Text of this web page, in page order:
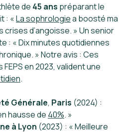
de 45 ans préparant le
: «La sophrologiea boosté ma
d’angoisse. » Un senior
: « Dix minutes quotidiennes
» Notre avis : Ces
en 2023, valident une
.
Générale, Paris (2024) :
hausse de 40%. »
à Lyon (2023) : « Meilleure